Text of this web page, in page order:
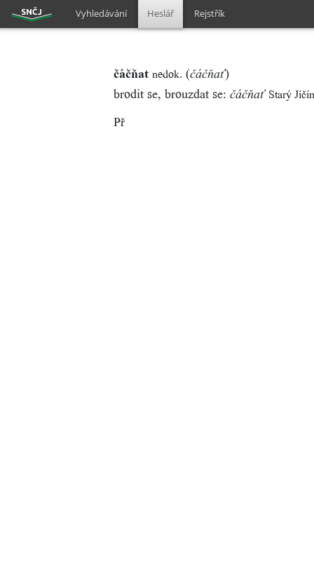
Vyhledávání Heslář Rejstřík
čáčňat nedok. (čáčňať)
brodit se, brouzdat se: čáčňať Starý
Př